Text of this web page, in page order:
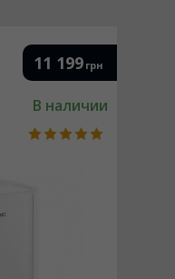
11 199 грн
В наличии